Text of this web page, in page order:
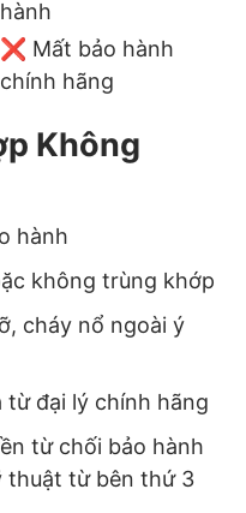
hành
❌ Mất bảo hành
chính hãng
Không
hành
không trùng khớp
cháy nổ ngoài ý
từ đại lý chính hãng
từ chối bảo hành
thuật từ bên thứ 3